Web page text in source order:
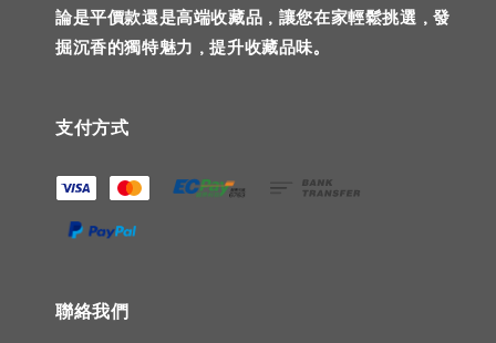
論是平價款還是高端收藏品，讓您在家輕鬆挑選，發
掘沉香的獨特魅力，提升收藏品味。
支付方式
聯絡我們